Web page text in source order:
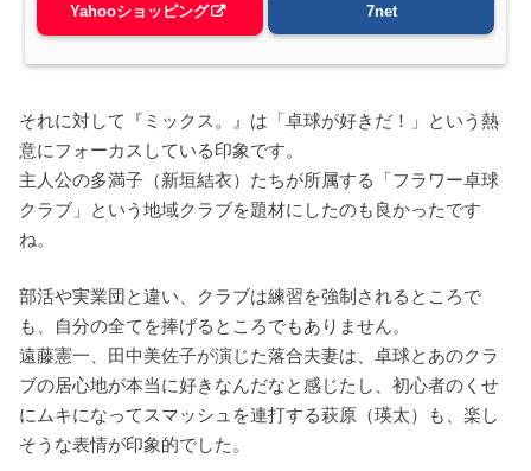
Yahooショッピング 7net
それに対して『ミックス。』は「卓球が好きだ！」という熱
意にフォーカスしている印象です。
主人公の多満子（新垣結衣）たちが所属する「フラワー卓球
クラブ」という地域クラブを題材にしたのも良かったです
ね。
部活や実業団と違い、クラブは練習を強制されるところで
も、自分の全てを捧げるところでもありません。
遠藤憲一、田中美佐子が演じた落合夫妻は、卓球とあのクラ
ブの居心地が本当に好きなんだなと感じたし、初心者のくせ
にムキになってスマッシュを連打する萩原（瑛太）も、楽し
そうな表情が印象的でした。